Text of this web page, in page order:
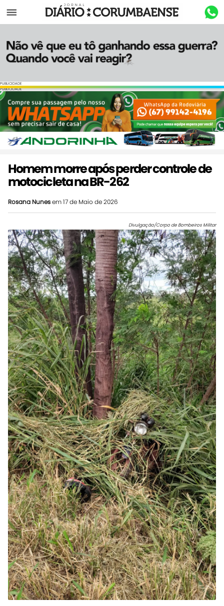
Menu
PUBLICIDADE
PUBLICIDADE
Homem morre após perder controle de
motocicleta na BR-262
Rosana Nunesem 17 de Maio de 2026
Divulgação/Corpo de Bombeiros Militar